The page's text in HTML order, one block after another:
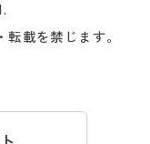
ップ
合載を禁じます。